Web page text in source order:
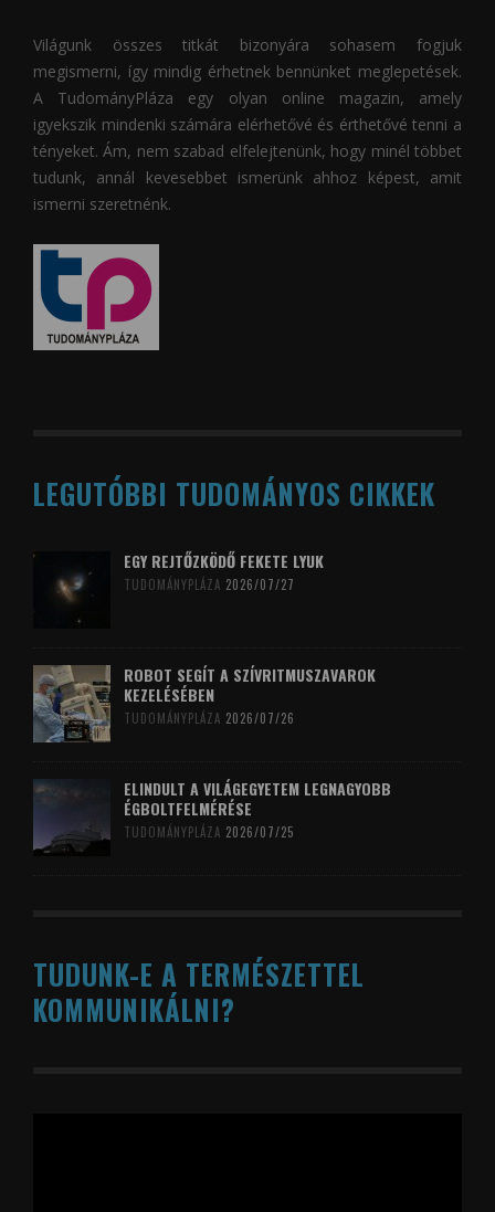
Világunk összes titkát bizonyára sohasem fogjuk
megismerni, így mindig érhetnek bennünket meglepetések.
A TudományPláza egy olyan online magazin, amely
igyekszik mindenki számára elérhetővé és érthetővé tenni a
tényeket. Ám, nem szabad elfelejtenünk, hogy minél többet
tudunk, annál kevesebbet ismerünk ahhoz képest, amit
ismerni szeretnénk.
LEGUTÓBBI TUDOMÁNYOS CIKKEK
EGY REJTŐZKÖDŐ FEKETE LYUK
TUDOMÁNYPLÁZA 2026/07/27
ROBOT SEGÍT A SZÍVRITMUSZAVAROK
KEZELÉSÉBEN
TUDOMÁNYPLÁZA 2026/07/26
ELINDULT A VILÁGEGYETEM LEGNAGYOBB
ÉGBOLTFELMÉRÉSE
TUDOMÁNYPLÁZA 2026/07/25
TUDUNK-E A TERMÉSZETTEL
KOMMUNIKÁLNI?